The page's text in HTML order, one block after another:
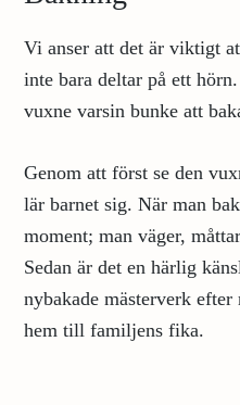
Vi anser att det är viktigt
inte bara deltar på ett
vuxne varsin bunke att
Genom att först se den
lär barnet sig. När man
moment; man väger,
Sedan är det en härlig
nybakade mästerverk
hem till familjens fika.